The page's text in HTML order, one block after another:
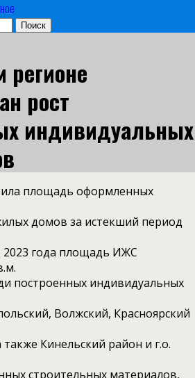
регионе
рост
индивидуальных
площадь оформленных
домов за истекший период
года площадь ИЖС
построенных индивидуальных
Волжский, Красноярский
Кинельский район и г.о.
строительных материалов,